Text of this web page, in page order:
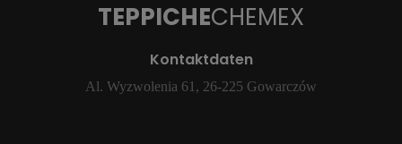
TEPPICHECHEMEX
Kontaktdaten
Al. Wyzwolenia 61, 26-225 Gowarczów